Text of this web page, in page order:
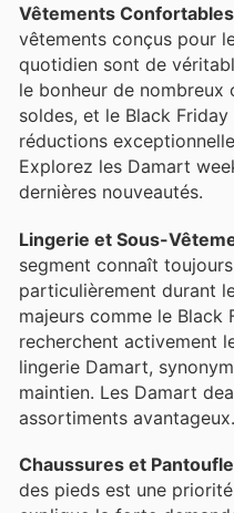
Vêtements
vêtements conçus pour
quotidien sont de
le bonheur de
soldes, et le Black
réductions
Explorez les Damart
dernières nouveautés.
Lingerie et Sous-
segment connaît
particulièrement durant
majeurs comme le Black
recherchent activement
lingerie Damart,
maintien. Les Damart
assortiments avantageux.
Chaussures et
des pieds est une